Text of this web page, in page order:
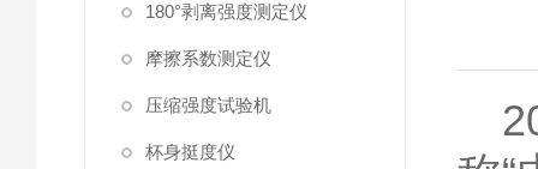
180°剥离强度测定仪
摩擦系数测定仪
压缩强度试验机
杯身挺度仪